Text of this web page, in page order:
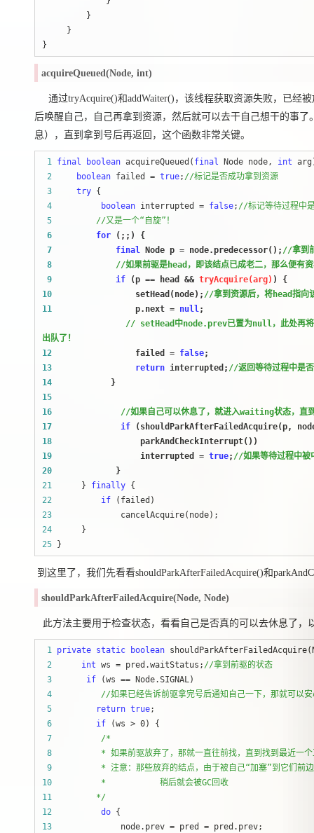
}
acquireQueued(Node, int)
通过tryAcquire()和addWaiter()，该线程获取资源失败，已经
后唤醒自己，自己再拿到资源，然后就可以去干自己想干的事
息），直到拿到号后再返回，这个函数非常关键。
1 final boolean acquireQueued( final Node node, int
2
boolean failed = true; //标记是否成功拿到资源
3
try
4
boolean interrupted = false; //
5
//又是一个“自旋”！
6
for
7
final Node p = node.predecessor(); //
8
//如果前驱是head，即该结点已成老二，那么便
9
if (p == head && tryAcquire(arg)
10
                 setHead(node);
//拿到资源后，将head指向
11
                 p.next =
null;
                 //
setHead中node.prev已置为null，此处再将
出队了！
12
                 failed =
false
13
return interrupted; //返回等待过程中是
14
15
16
//如果自己可以休息了，就进入waiting状态，
17
if
18
19
                  interrupted =
true; //如果等待过程中
20
21
      }
finally
22
if
23
24
25 }
到这里了，我们先看看shouldParkAfterFailedAcquire()和
shouldParkAfterFailedAcquire(Node, Node)
此方法主要用于检查状态，看看自己是否真的可以去休息了，
1 private static
boolean
2
int ws = pred.waitStatus; //拿到前驱的状态
3
if (ws ==
4
//如果已经告诉前驱拿完号后通知自己一下，那就可以
5
return true
6
if (ws > 0
7
/*
8
9
10
11
*/
12
do
13
              node.prev = pred =